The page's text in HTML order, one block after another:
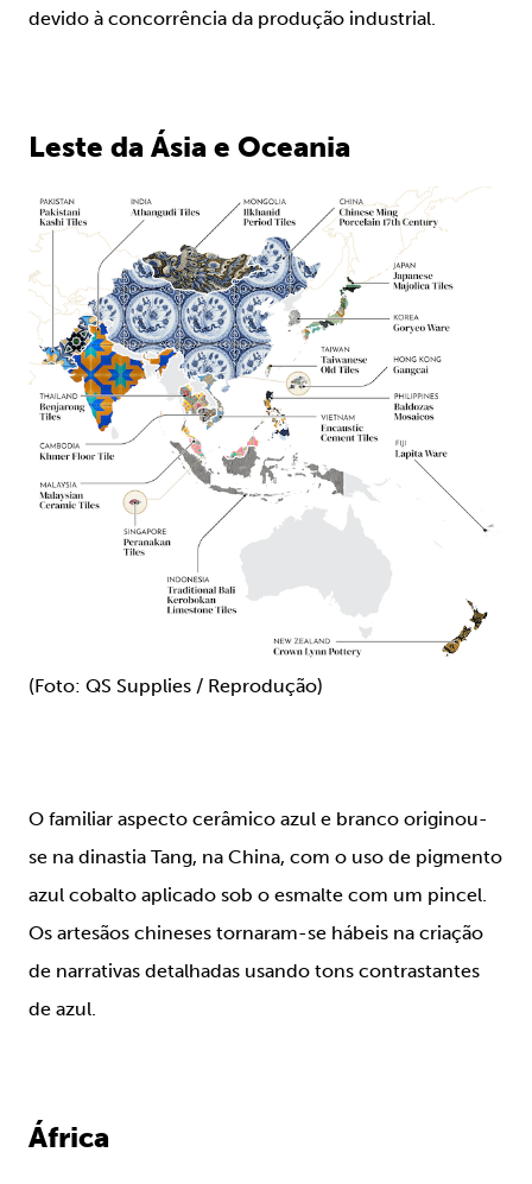
devido à concorrência da produção industrial.
Leste da Ásia e Oceania
(Foto: QS Supplies / Reprodução)
O familiar aspecto cerâmico azul e branco originou-
se na dinastia Tang, na China, com o uso de pigmento
azul cobalto aplicado sob o esmalte com um pincel.
Os artesãos chineses tornaram-se hábeis na criação
de narrativas detalhadas usando tons contrastantes
de azul.
África